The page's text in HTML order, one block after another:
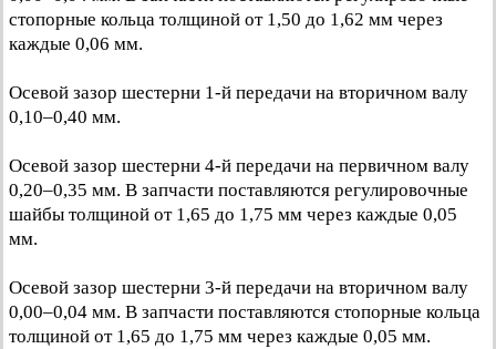
стопорные кольца толщиной от 1,50 до 1,62 мм через
каждые 0,06 мм.
Осевой зазор шестерни 1-й передачи на вторичном валу
0,10–0,40 мм.
Осевой зазор шестерни 4-й передачи на первичном валу
0,20–0,35 мм. В запчасти поставляются регулировочные
шайбы толщиной от 1,65 до 1,75 мм через каждые 0,05
мм.
Осевой зазор шестерни 3-й передачи на вторичном валу
0,00–0,04 мм. В запчасти поставляются стопорные кольца
толщиной от 1,65 до 1,75 мм через каждые 0,05 мм.